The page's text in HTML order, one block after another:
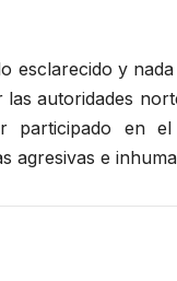
esclarecido y
autoridades
en el
agresivas e